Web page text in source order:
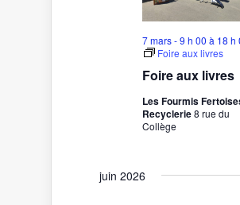
Foire aux livres
7 mars - 9 h 00 à 18 h
Foire aux livres
Les Fourmis
Recyclerie8 rue du
Collège
juin 2026